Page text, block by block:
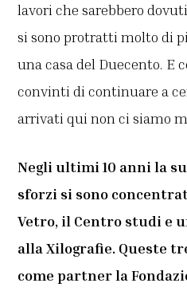
lavori che sarebbero
si sono protratti molto di
una casa del Duecento. E
convinti di continuare a
arrivati qui non ci siamo
Negli ultimi 10 anni la
sforzi si sono
Vetro, il Centro studi e
alla Xilografie. Queste
come partner la